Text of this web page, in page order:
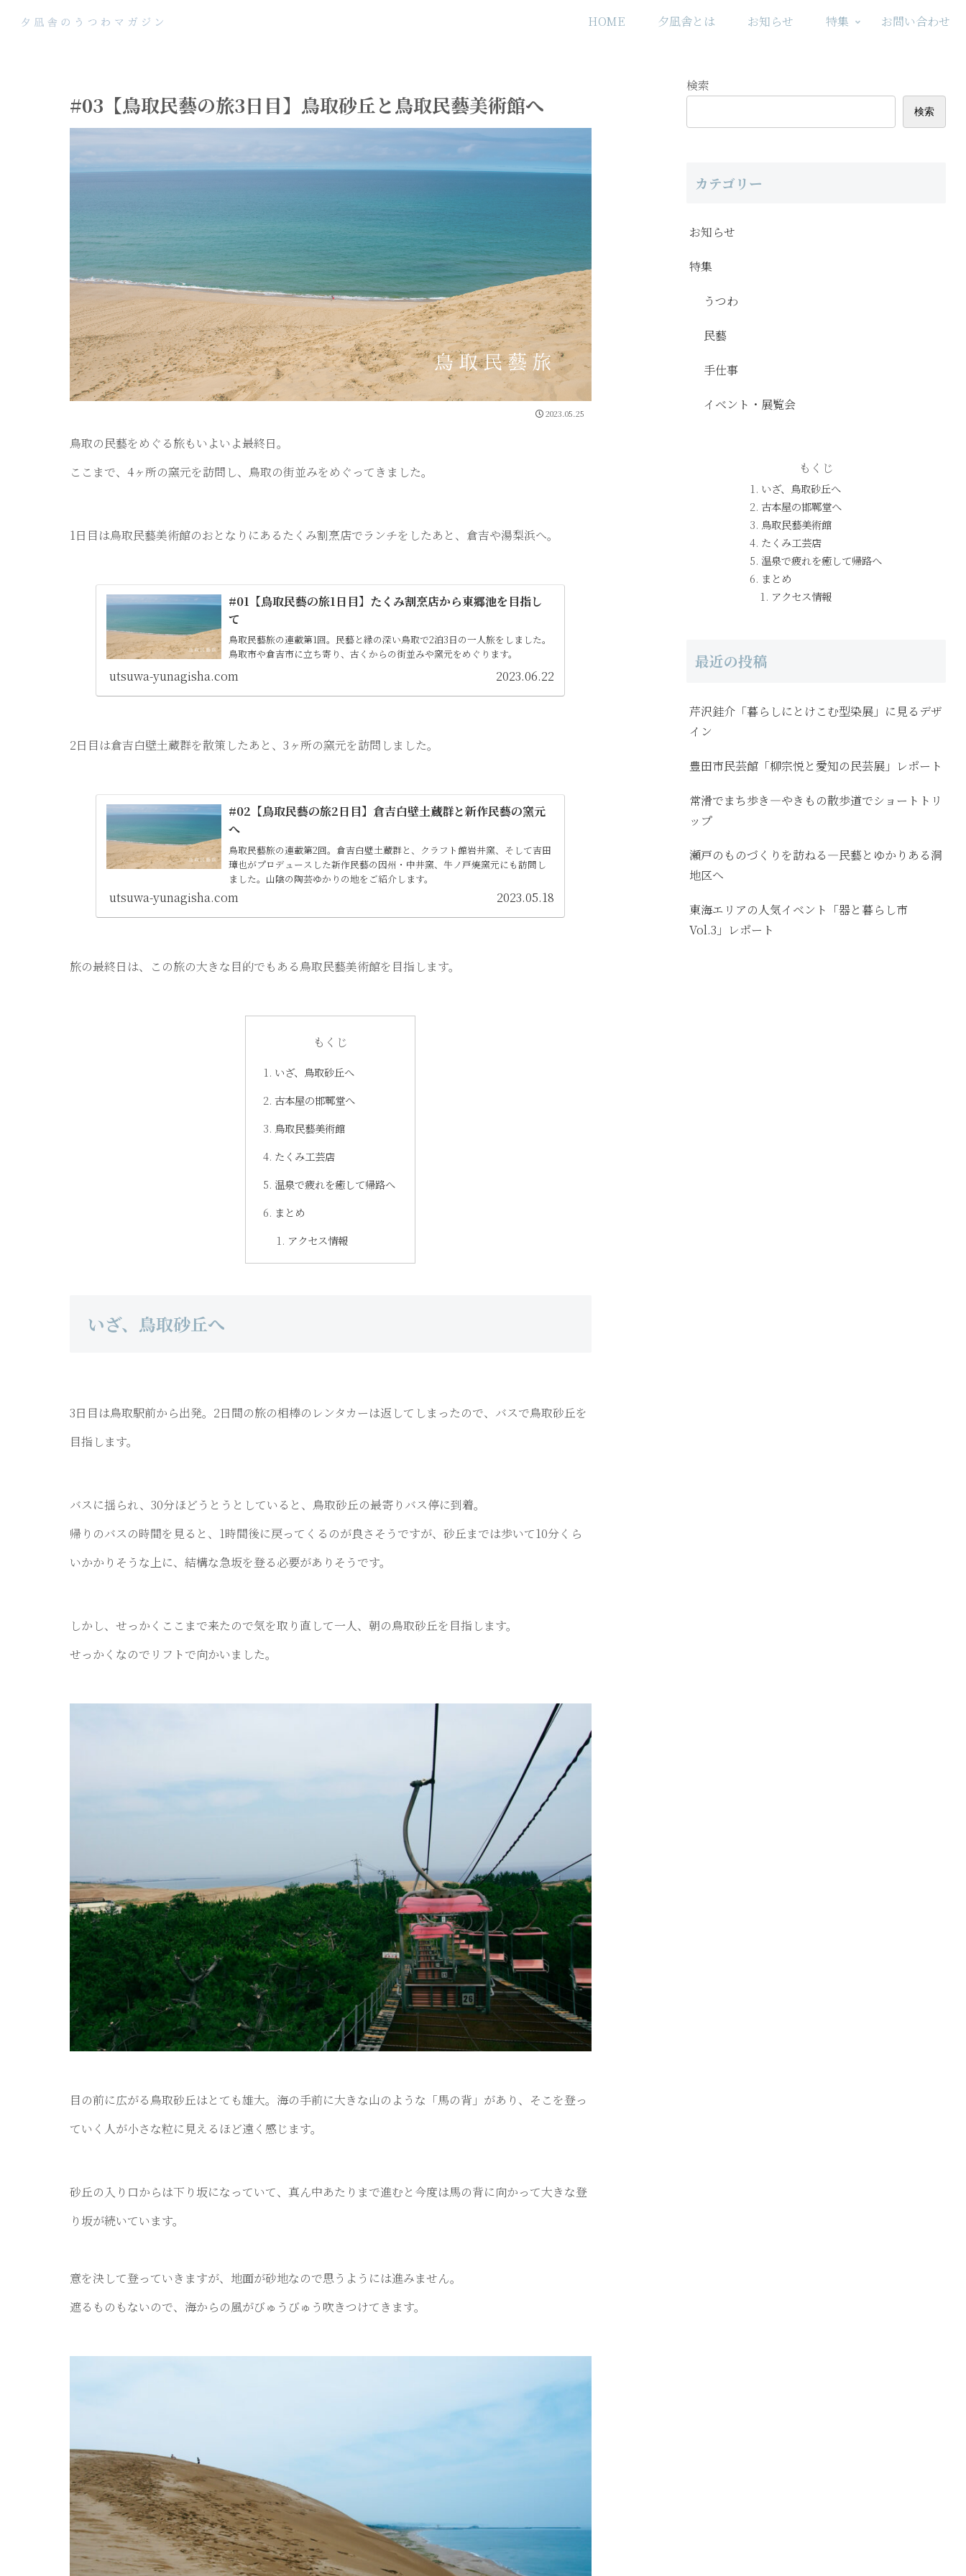
HOME 夕凪舎とは お知らせ 特集 お問い合わせ
#03【鳥取民藝の旅3日目】鳥取砂丘と鳥取民藝美術館へ
2023.05.25
鳥取の民藝をめぐる旅もいよいよ最終日。
ここまで、4ヶ所の窯元を訪問し、鳥取の街並みをめぐってきました。
1日目は鳥取民藝美術館のおとなりにあるたくみ割烹店でランチをしたあと、倉吉や湯梨浜へ。
#01【鳥取民藝の旅1日目】たくみ割烹店から東郷池を目指し
て
鳥取民藝旅の連載第1回。民藝と縁の深い鳥取で2泊3日の一人旅をしました。
鳥取市や倉吉市に立ち寄り、古くからの街並みや窯元をめぐります。
utsuwa-yunagisha.com 2023.06.22
2日目は倉吉白壁土蔵群を散策したあと、3ヶ所の窯元を訪問しました。
#02【鳥取民藝の旅2日目】倉吉白壁土蔵群と新作民藝の窯元
へ
鳥取民藝旅の連載第2回。倉吉白壁土蔵群と、クラフト館岩井窯、そして吉田
璋也がプロデュースした新作民藝の因州・中井窯、牛ノ戸焼窯元にも訪問し
ました。山陰の陶芸ゆかりの地をご紹介します。
utsuwa-yunagisha.com 2023.05.18
旅の最終日は、この旅の大きな目的でもある鳥取民藝美術館を目指します。
もくじ
いざ、鳥取砂丘へ
古本屋の邯鄲堂へ
鳥取民藝美術館
たくみ工芸店
温泉で疲れを癒して帰路へ
まとめ
アクセス情報
いざ、鳥取砂丘へ
3日目は鳥取駅前から出発。2日間の旅の相棒のレンタカーは返してしまったので、バスで鳥取砂丘を
目指します。
バスに揺られ、30分ほどうとうとしていると、鳥取砂丘の最寄りバス停に到着。
帰りのバスの時間を見ると、1時間後に戻ってくるのが良さそうですが、砂丘までは歩いて10分くら
いかかりそうな上に、結構な急坂を登る必要がありそうです。
しかし、せっかくここまで来たので気を取り直して一人、朝の鳥取砂丘を目指します。
せっかくなのでリフトで向かいました。
目の前に広がる鳥取砂丘はとても雄大。海の手前に大きな山のような「馬の背」があり、そこを登っ
ていく人が小さな粒に見えるほど遠く感じます。
砂丘の入り口からは下り坂になっていて、真ん中あたりまで進むと今度は馬の背に向かって大きな登
り坂が続いています。
意を決して登っていきますが、地面が砂地なので思うようには進みません。
遮るものもないので、海からの風がびゅうびゅう吹きつけてきます。
検索
検索
カテゴリー
お知らせ
特集
うつわ
民藝
手仕事
イベント・展覧会
もくじ
いざ、鳥取砂丘へ
古本屋の邯鄲堂へ
鳥取民藝美術館
たくみ工芸店
温泉で疲れを癒して帰路へ
まとめ
アクセス情報
最近の投稿
芹沢銈介「暮らしにとけこむ型染展」に見るデザ
イン
豊田市民芸館「柳宗悦と愛知の民芸展」レポート
常滑でまち歩き―やきもの散歩道でショートトリ
ップ
瀬戸のものづくりを訪ねる―民藝とゆかりある洞
地区へ
東海エリアの人気イベント「器と暮らし市
Vol.3」レポート